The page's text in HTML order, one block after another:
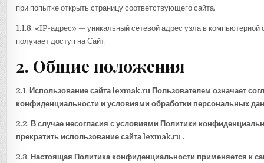
при попытке открыть страницу соответствующего сайта.
1.1.8. «IP-адрес» — уникальный сетевой адрес узла в компьютерной
получает доступ на Сайт.
2. Общие положения
2.1. Использование сайта lexmak.ru Пользователем означает
конфиденциальности и условиями обработки персональных
2.2. В случае несогласия с условиями Политики
прекратить использование сайта lexmak.ru .
2.3. Настоящая Политика конфиденциальности применяется к